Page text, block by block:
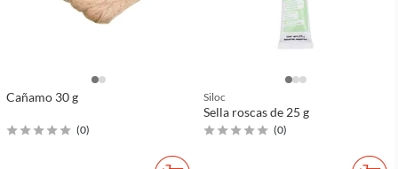
Cañamo 30 g
(0)
Siloc
Sella roscas de 25 g
(0)